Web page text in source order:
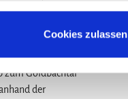
Cookies zulassen
steht.
Dabei
zum Goldbachtal
der